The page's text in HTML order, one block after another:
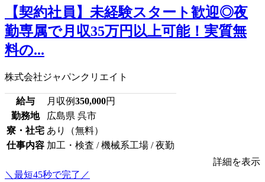
【契約社員】未経験スタート歓迎◎夜
勤専属で月収35万円以上可能！実質無
料の...
株式会社ジャパンクリエイト
給与 月収例350,000円
勤務地
広島県 呉市
寮・社宅 あり（無料）
仕事内容 加工・検査 / 機械系工場 / 夜勤
詳細を表示
＼最短45秒で完了／